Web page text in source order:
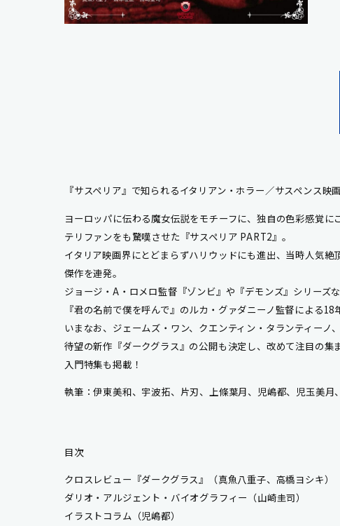
『サスペリア』で知られるイタリアン・ホラー／サスペンス
ヨーロッパに伝わる魔女伝説をモチーフに、独自の色彩感覚
テリファンをも驚嘆させた『サスペリア PART2』。
イタリア映画界にとどまらずハリウッドにも進出、当時人気
傑作を連発。
ジョージ・A・ロメロ監督『ゾンビ』や『デモンズ』シリーズ
『君の名前で僕を呼んで』のルカ・グァダニーノ監督による
いまなお、ジェームズ・ワン、クエンティン・タランティー
待望の新作『ダークグラス』の公開も決定し、改めて注目の
入門特集も掲載！
執筆：伊東美和、宇波拓、片刃、上條葉月、児嶋都、児玉美
目次
クロスレビュー『ダークグラス』（真魚八重子、高橋ヨシキ）
ダリオ・アルジェント・バイオグラフィー（山崎圭司）
イラストコラム（児嶋都）